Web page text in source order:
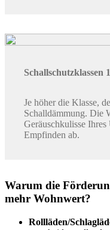
Schallschutzklassen
Je höher die Klasse,
Schalldämmung. Die
Geräuschkulisse
Empfinden ab.
Warum die
mehr Wohnwert?
Rollläden/